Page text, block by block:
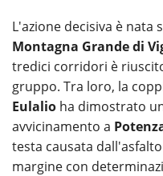
L'azione decisiva è nata
Montagna Grande di
tredici corridori è
gruppo. Tra loro, la
Eulalio ha dimostrato
avvicinamento a
testa causata
margine con